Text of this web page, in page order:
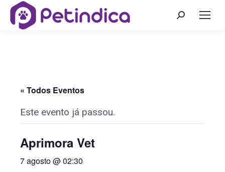
« Todos Eventos
Este evento já passou.
Aprimora Vet
7 agosto @ 02:30